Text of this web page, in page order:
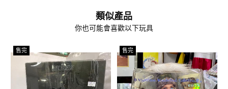
類似產品
你也可能會喜歡以下玩具
售完 售完